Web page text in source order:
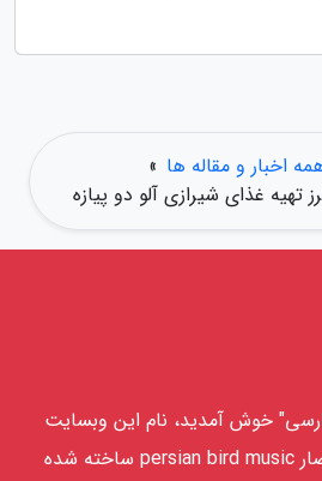
اخبار و مقاله ها »
تهیه غذای شیرازی آلو دو پیازه
خوش آمدید، نام این وبسایت
pbmusic است و از اختصار persian bird music ساخته شده